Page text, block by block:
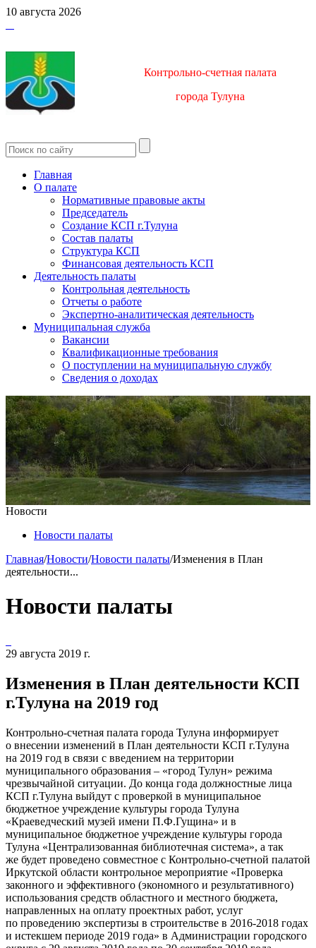
10 августа 2026
Контрольно-счетная палата
города Тулуна
Главная
О палате
Нормативные правовые акты
Председатель
Создание КСП г.Тулуна
Состав палаты
Структура КСП
Финансовая деятельность КСП
Деятельность палаты
Контрольная деятельность
Отчеты о работе
Экспертно-аналитическая деятельность
Муниципальная служба
Вакансии
Квалификационные требования
О поступлении на муниципальную службу
Сведения о доходах
Новости
Новости палаты
Главная/Новости/Новости палаты/Изменения в План
деятельности...
Новости палаты
29 августа 2019 г.
Изменения в План деятельности КСП
г.Тулуна на 2019 год
Контрольно-счетная палата города Тулуна информирует
о внесении изменений в План деятельности КСП г.Тулуна
на 2019 год в связи с введением на территории
муниципального образования – «город Тулун» режима
чрезвычайной ситуации. До конца года должностные лица
КСП г.Тулуна выйдут с проверкой в муниципальное
бюджетное учреждение культуры города Тулуна
«Краеведческий музей имени П.Ф.Гущина» и в
муниципальное бюджетное учреждение культуры города
Тулуна «Централизованная библиотечная система», а так
же будет проведено совместное с Контрольно-счетной палатой
Иркутской области контрольное мероприятие «Проверка
законного и эффективного (экономного и результативного)
использования средств областного и местного бюджета,
направленных на оплату проектных работ, услуг
по проведению экспертизы в строительстве в 2016-2018 годах
и истекшем периоде 2019 года» в Администрации городского